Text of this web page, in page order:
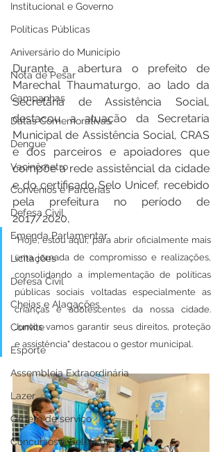
Institucional e Governo
Políticas Públicas
Aniversário do Município
Nota de Pesar
Campanhas
Datas Comemorativas
Dengue
Vacinômetro
Convênios e Parcerias
Defesa Civil
Emenda Parlamentar
Licitações
Defesa Civil
Cheias e Alagações
Convite
Esporte
Assembleia Extraordinária
Lazer
Ordem de serviço
Concursos e Seletivos
Durante a abertura o prefeito de
Marechal Thaumaturgo, ao lado da
Secretária de Assistência Social,
destacou a atuação da Secretaria
Municipal de Assistência Social, CRAS
e dos parceiros e apoiadores que
compõe a rede assistêncial da cidade
e do certificado Selo Unicef, recebido
pela prefeitura no período de
2017/2020,
"Hoje, estou aqui, para abrir oficialmente mais
uma jornada de compromisso e realizações,
consolidando a implementação de políticas
públicas sociais voltadas especialmente as
crianças e adolescentes da nossa cidade.
Juntos vamos garantir seus direitos, proteção
e assistência" destacou o gestor municipal.